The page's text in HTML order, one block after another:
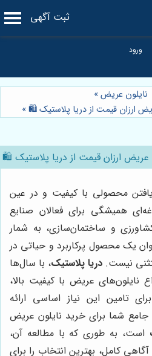
ثبت آگهی
نایلون عریض»
ارزان قیمت از دریا پلاستیک 🛍️»
عریض ارزان قیمت از دریا پلاستیک 🛍️
یافتن محصولی با کیفیت و در عین
همیشگی برای فعالان صنایع
و ساختمان‌سازی، به شمار
یک محصول پرکاربرد و حیاتی در
نیست. دریا پلاستیک، با سال‌ها
نایلون‌های عریض با کیفیت بالا،
تامین این نیاز اساسی ارائه
جامع شما برای خرید نایلون عریض
است، به طوری که با مطالعه آن،
کامل، بهترین انتخاب را برای